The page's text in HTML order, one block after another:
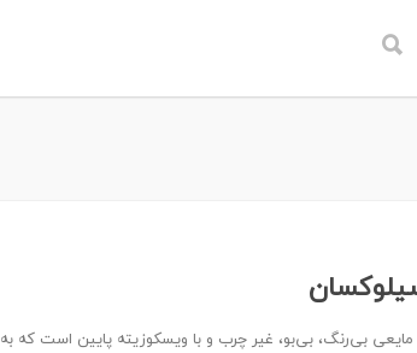
بی‌رنگ، بی‌بو، غیر چرب و با ویسکوزیته پایین است که به